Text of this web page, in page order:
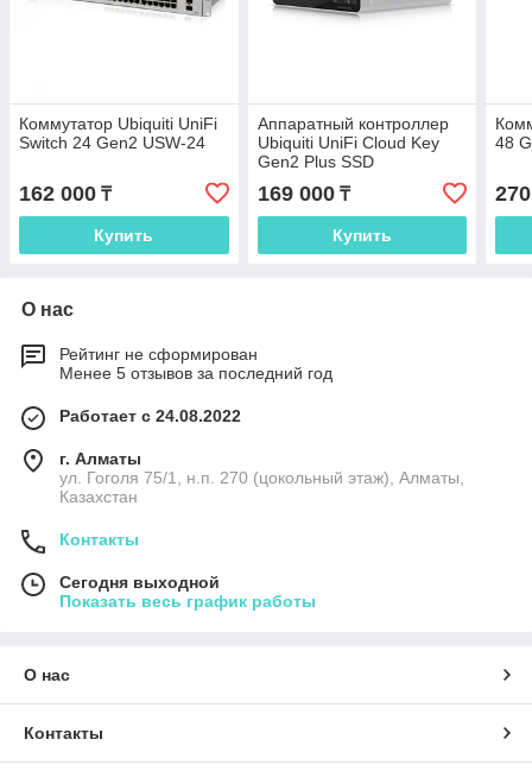
Коммутатор Ubiquiti UniFi
Switch 24 Gen2 USW-24
162 000 ₸
Купить
Аппаратный контроллер
Ubiquiti UniFi Cloud Key
Gen2 Plus SSD
169 000₸
Купить
48
О нас
Рейтинг не сформирован
Менее 5 отзывов за последний год
Работает с 24.08.2022
г. Алматы
ул. Гоголя 75/1, н.п. 270 (цокольный этаж), Алматы,
Казахстан
Контакты
Сегодня выходной
Показать весь график работы
О нас
Контакты